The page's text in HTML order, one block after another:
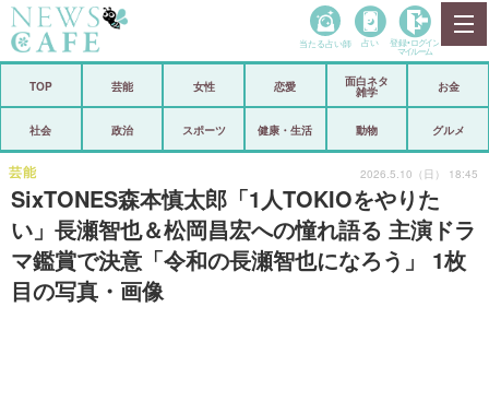
政治
芸能 スポーツ
恋愛 ビックリ
コメントポスト
当たる占い師 占い 登録• ログイン
マイルーム
TOP 芸能 女性 恋愛
面白ネタ
雑学
お金
社会 政治 スポーツ 健康・生活 動物 グルメ
SixTONES森本慎太郎「1人TOKIOをやりた
い」長瀬智也＆松岡昌宏への憧れ語る 主演ドラ
マ鑑賞で決意「令和の長瀬智也になろう」 1枚
目の写真・画像
芸能 2026.5.10（日） 18:45